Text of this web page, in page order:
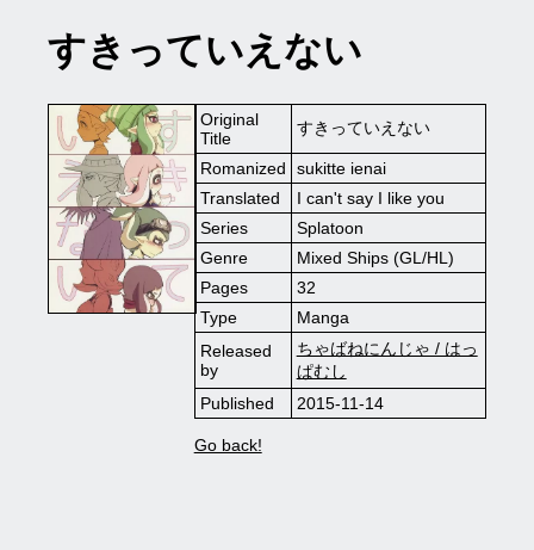
すきっていえない
Original
Title
すきっていえない
Romanized
sukitte ienai
Translated
I can't say I like you
Series
Splatoon
Genre
Mixed Ships (GL/HL)
Pages
32
Type
Manga
Released
by
ちゃばねにんじゃ / はっ
ぱむし
Published
2015-11-14
Go back!